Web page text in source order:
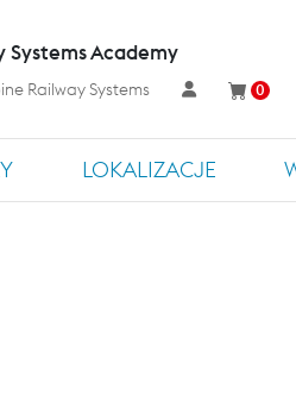
LOKALIZACJE
Systems Academy
Railway Systems 0